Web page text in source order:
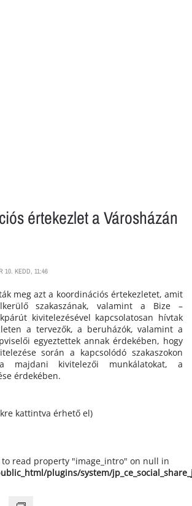
értekezlet a Városházán
10. KEDD, 11:46
meg azt a koordinációs értekezletet, amit
szakaszának, valamint a Bize –
kivitelezésével kapcsolatosan hívtak
a tervezők, a beruházók, valamint a
egyeztettek annak érdekében, hogy
során a kapcsolódó szakaszokon
a majdani kivitelezői munkálatokat, a
érdekében.
kattintva érhető el)
read property "image_intro" on null in
plugins/system/